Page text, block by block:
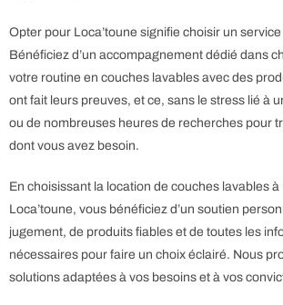
Opter pour Loca’toune signifie choisir un
Bénéficiez d’un accompagnement dédié dans
votre routine en couches lavables avec des
ont fait leurs preuves, et ce, sans le stress lié à
ou de nombreuses heures de recherches pour
dont vous avez besoin.
En choisissant la location de couches lavables
Loca’toune, vous bénéficiez d’un soutien
jugement, de produits fiables et de toutes les
nécessaires pour faire un choix éclairé. Nous
solutions adaptées à vos besoins et à vos